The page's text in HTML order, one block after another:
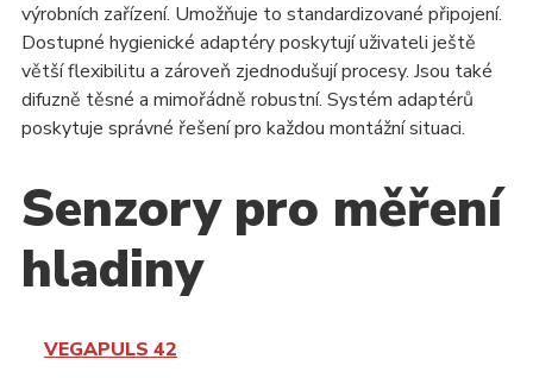
výrobních zařízení. Umožňuje to standardizované připojení.
Dostupné hygienické adaptéry poskytují uživateli ještě
větší flexibilitu a zároveň zjednodušují procesy. Jsou také
difuzně těsné a mimořádně robustní. Systém adaptérů
poskytuje správné řešení pro každou montážní situaci.
Senzory pro měření
hladiny
VEGAPULS 42